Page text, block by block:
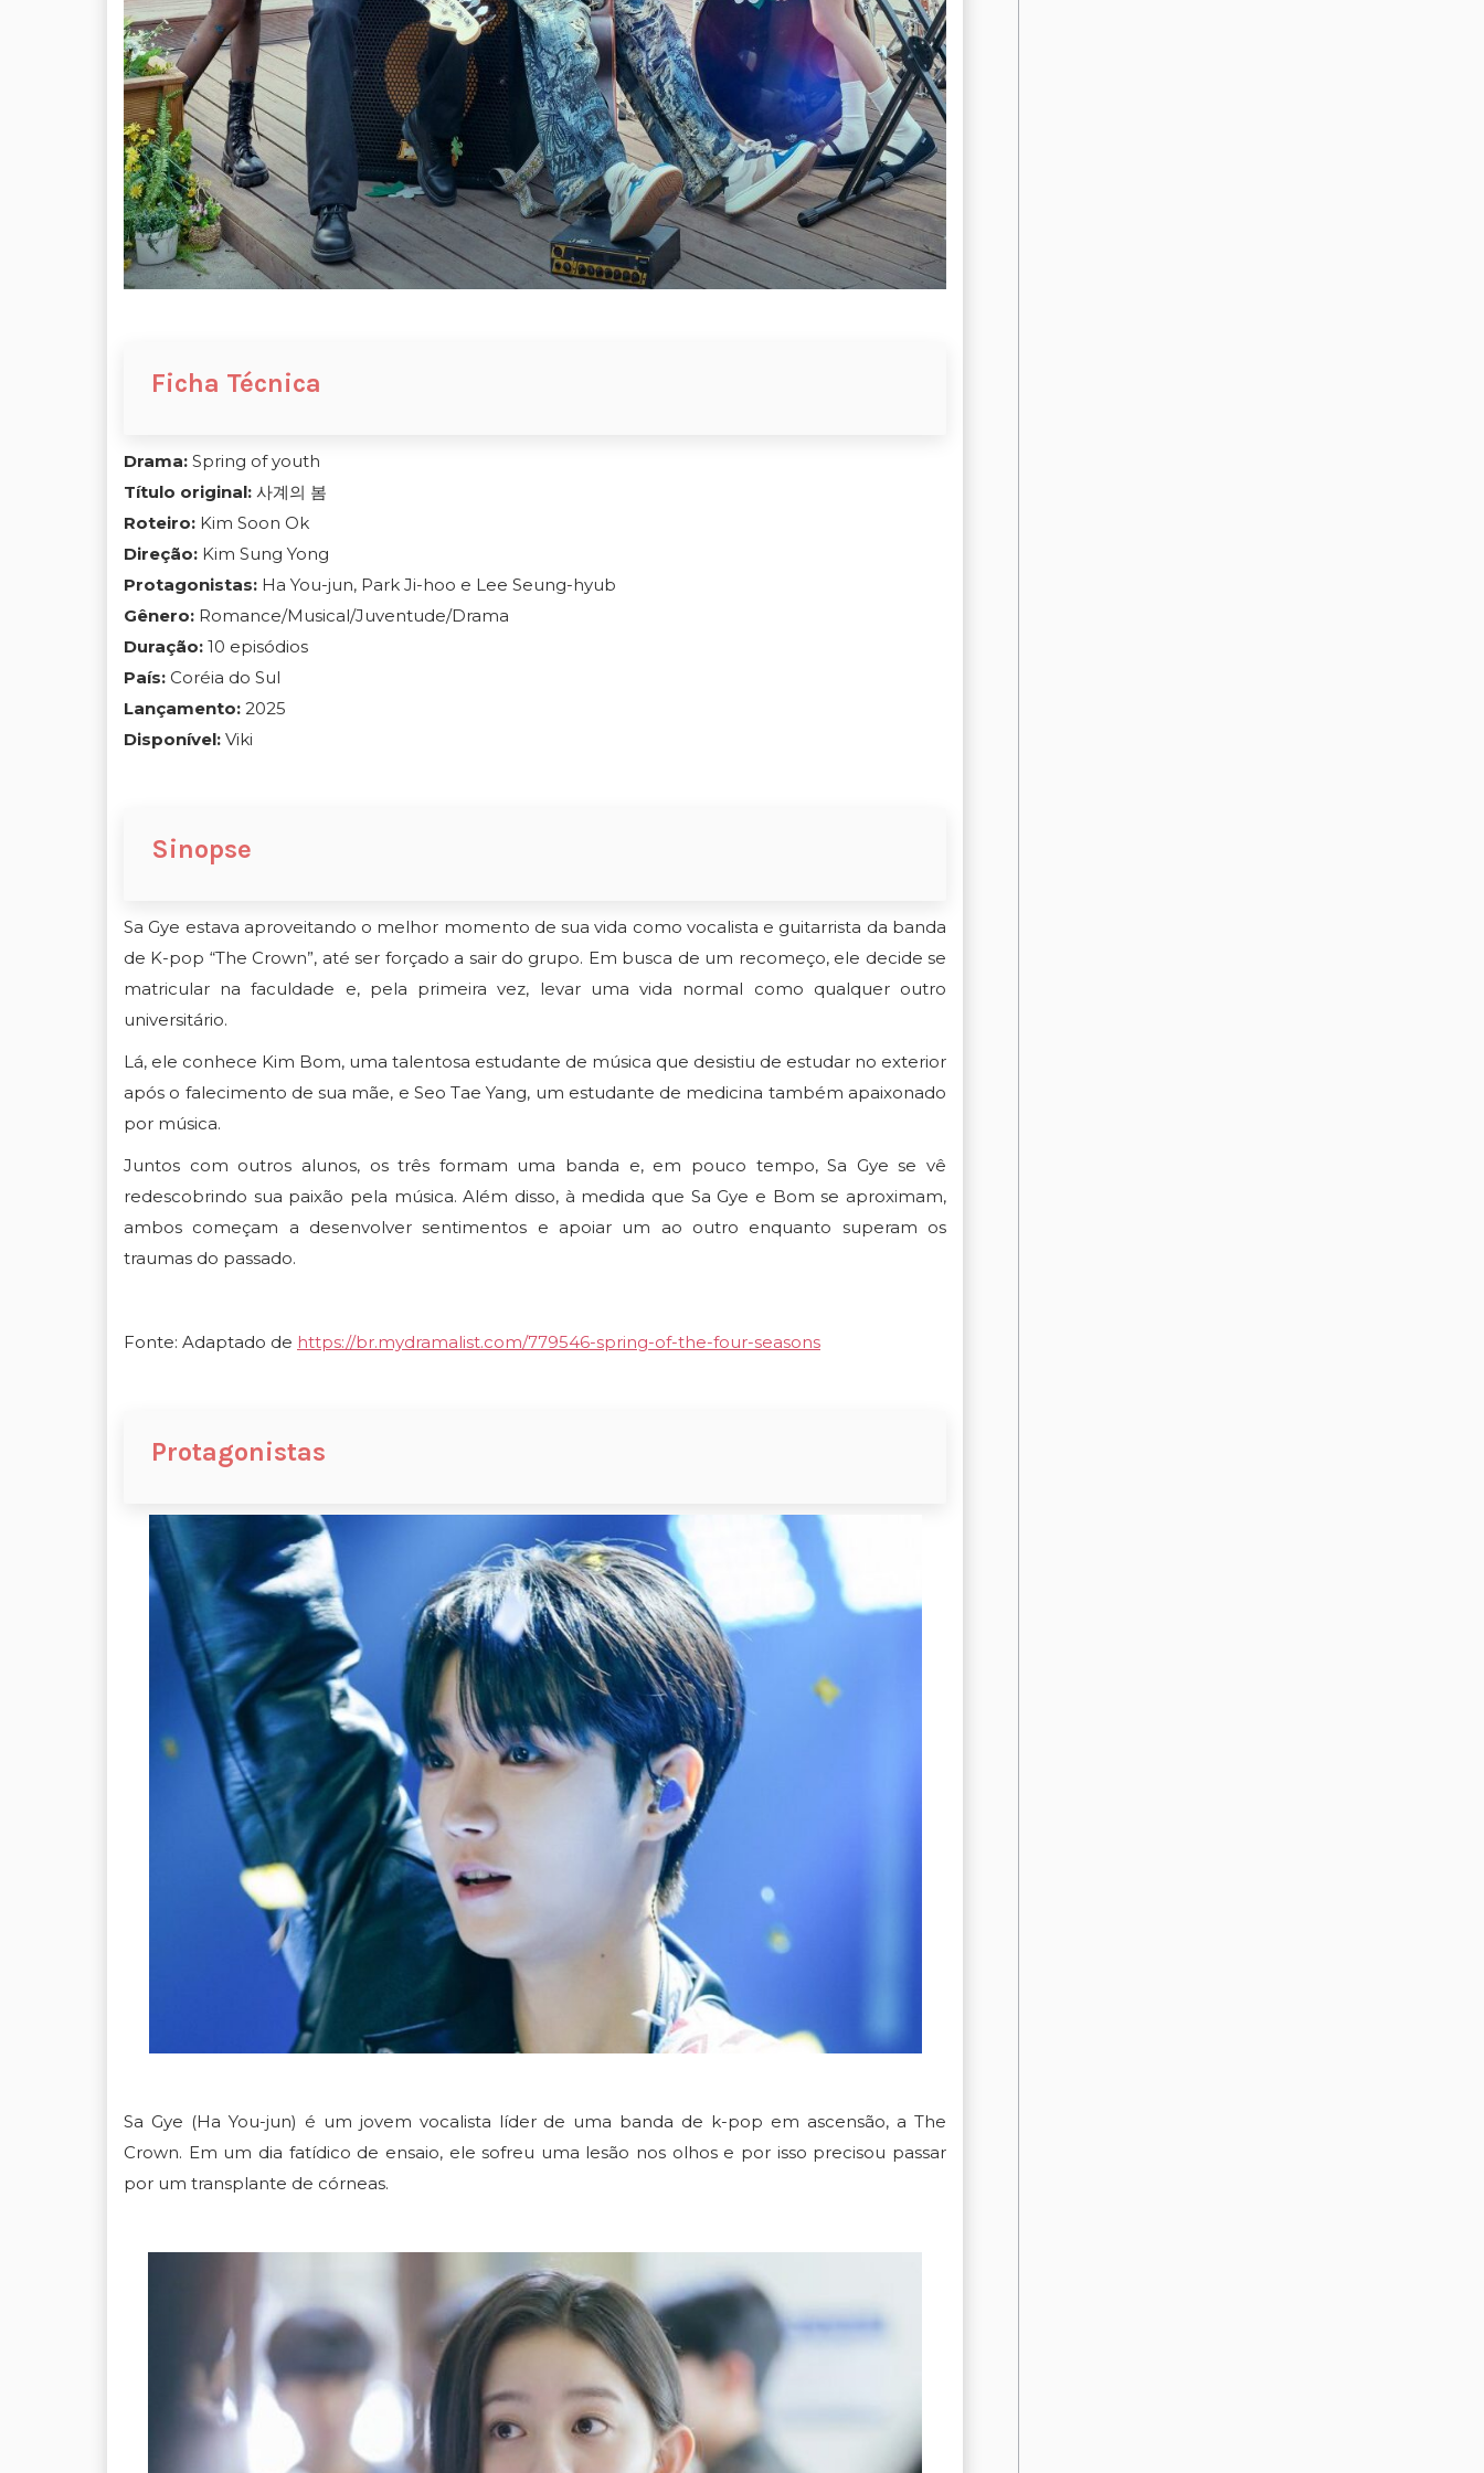
Ficha Técnica
Drama: Spring of youth
Título original: 사계의 봄
Roteiro: Kim Soon Ok
Direção: Kim Sung Yong
Protagonistas: Ha You-jun, Park Ji-hoo e Lee Seung-hyub
Gênero: Romance/Musical/Juventude/Drama
Duração: 10 episódios
País: Coréia do Sul
Lançamento: 2025
Disponível: Viki
Sinopse
Sa Gye estava aproveitando o melhor momento de sua vida como vocalista e guitarrista da banda
de K-pop “The Crown”, até ser forçado a sair do grupo. Em busca de um recomeço, ele decide se
matricular na faculdade e, pela primeira vez, levar uma vida normal como qualquer outro
universitário.
Lá, ele conhece Kim Bom, uma talentosa estudante de música que desistiu de estudar no exterior
após o falecimento de sua mãe, e Seo Tae Yang, um estudante de medicina também apaixonado
por música.
Juntos com outros alunos, os três formam uma banda e, em pouco tempo, Sa Gye se vê
redescobrindo sua paixão pela música. Além disso, à medida que Sa Gye e Bom se aproximam,
ambos começam a desenvolver sentimentos e apoiar um ao outro enquanto superam os
traumas do passado.
Fonte: Adaptado de https://br.mydramalist.com/779546-spring-of-the-four-seasons
Protagonistas
Sa Gye (Ha You-jun) é um jovem vocalista líder de uma banda de k-pop em ascensão, a The
Crown. Em um dia fatídico de ensaio, ele sofreu uma lesão nos olhos e por isso precisou passar
por um transplante de córneas.